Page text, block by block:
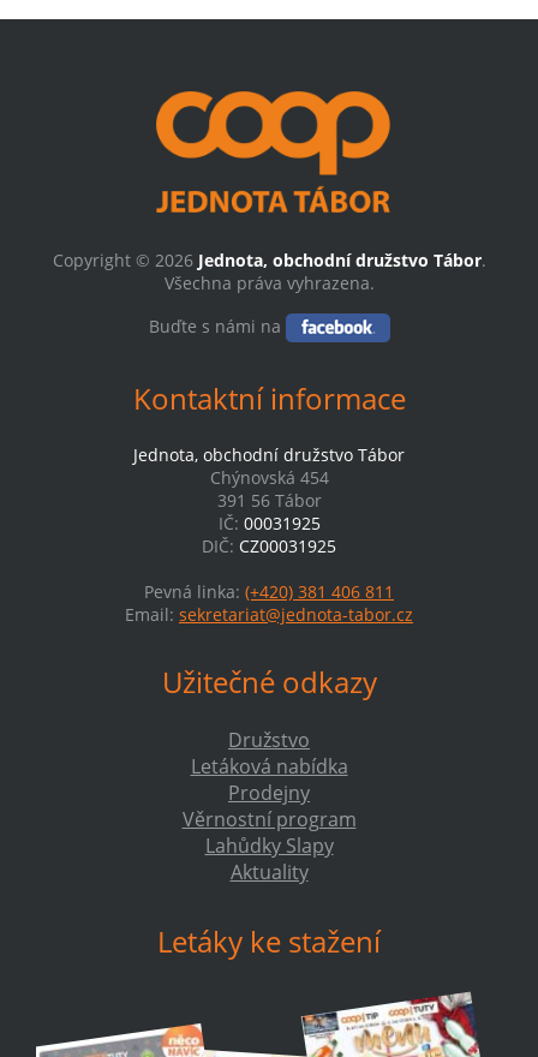
Copyright © 2026 Jednota, obchodní družstvo Tábor.
Všechna práva vyhrazena.
Buďte s námi na
Kontaktní informace
Jednota, obchodní družstvo Tábor
Chýnovská 454
391 56 Tábor
IČ: 00031925
DIČ: CZ00031925
Pevná linka: (+420) 381 406 811
Email: sekretariat@jednota-tabor.cz
Užitečné odkazy
Družstvo
Letáková nabídka
Prodejny
Věrnostní program
Lahůdky Slapy
Aktuality
Letáky ke stažení